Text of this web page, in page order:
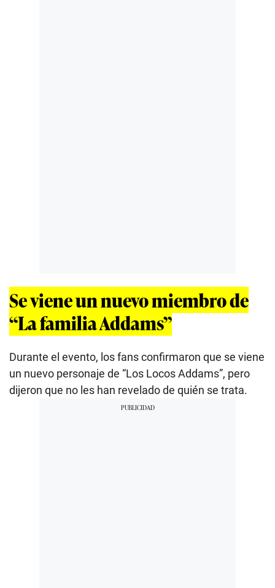
Se viene un nuevo miembro de
“La familia Addams”
Durante el evento, los fans confirmaron que se viene
un nuevo personaje de “Los Locos Addams”, pero
dijeron que no les han revelado de quién se trata.